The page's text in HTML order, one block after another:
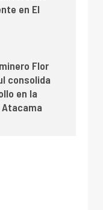
de cobre
millones
Ebitda
millones
financieros
en El
Flor
consolida
en la
Atacama